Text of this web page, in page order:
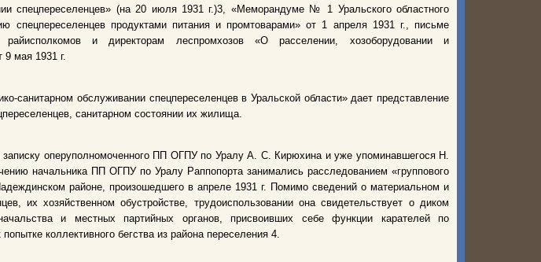
спецпереселенцев» (на 20 июля 1931 г.)3, «Меморандуме № 1 Уральского областного
спецпереселенцев продуктами питания и промтоварами» от 1 апреля 1931 г., письме
райисполкомов и директорам леспромхозов «О расселении, хозоборудовании и
9 мая 1931 г.
санитарном обслуживании спецпереселенцев в Уральской области» дает представление
санитарном состоянии их жилища.
оперуполномоченного ПП ОГПУ по Уралу А. С. Кирюхина и уже упоминавшегося Н.
начальника ПП ОГПУ по Уралу Раппопорта занимались расследованием «группового
районе, произошедшего в апреле 1931 г. Помимо сведений о материальном и
их хозяйственном обустройстве, трудоиспользовании она свидетельствует о диком
начальства и местных партийных органов, присвоивших себе функции карателей по
коллективного бегства из района переселения 4.